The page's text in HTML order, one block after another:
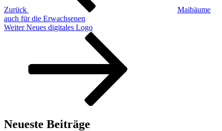
Zurück
Maibäume
auch für die Erwachsenen
Nächster
Weiter Neues digitales Logo
Neueste Beiträge